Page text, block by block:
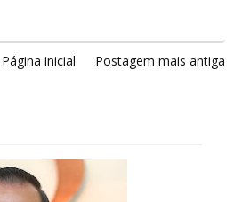
Página inicial Postagem mais antiga